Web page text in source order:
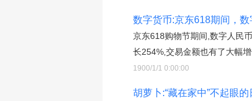
数字货币:京东618期间，
京东618购物节期间,数字人民
长254%,交易金额也有了大幅增
1900/1/1 0:00:00
胡萝卜:“藏在家中”不起眼